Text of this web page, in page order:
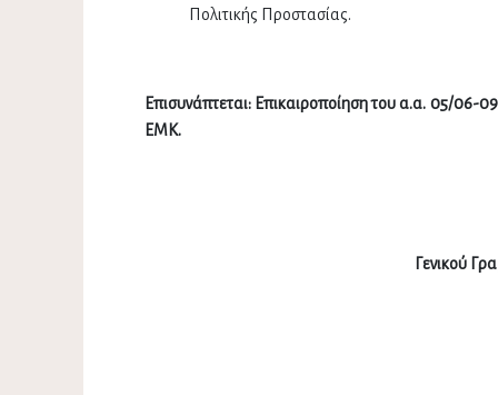
Πολιτικής Προστασίας.
Επισυνάπτεται: Επικαιροποίηση του α.α. 05/06-
ΕΜΚ.
Γενικού